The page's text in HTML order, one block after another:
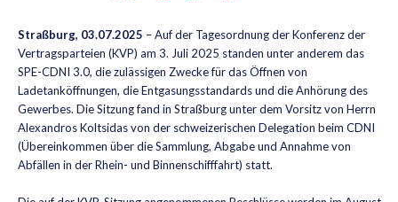
Straßburg, 03.07.2025 – Auf der Tagesordnung der Konferenz der
Vertragsparteien (KVP) am 3. Juli 2025 standen unter anderem das
SPE-CDNI 3.0, die zulässigen Zwecke für das Öffnen von
Ladetanköffnungen, die Entgasungsstandards und die Anhörung des
Gewerbes. Die Sitzung fand in Straßburg unter dem Vorsitz von Herrn
Alexandros Koltsidas von der schweizerischen Delegation beim CDNI
(Übereinkommen über die Sammlung, Abgabe und Annahme von
Abfällen in der Rhein- und Binnenschifffahrt) statt.